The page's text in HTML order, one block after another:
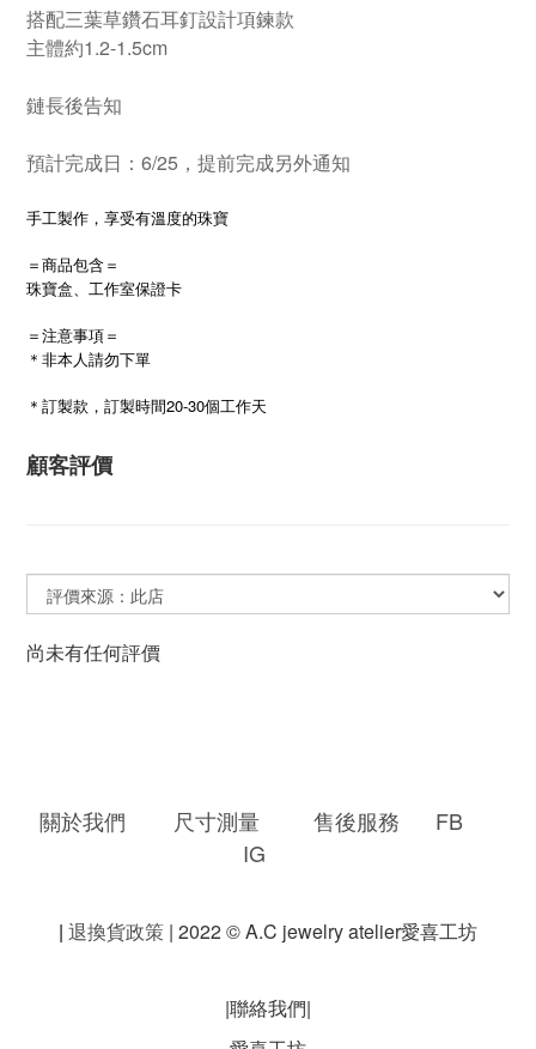
搭配三葉草鑽石耳釘設計項鍊款
主體約1.2-1.5cm
鏈長後告知
預計完成日：6/25，提前完成另外通知
手工製作，享受有溫度的珠寶
＝商品包含＝
珠寶盒、工作室保證卡
＝注意事項＝
＊非本人請勿下單
＊訂製款，訂製時間20-30個工作天
顧客評價
尚未有任何評價
關於我們 尺寸測量 售後服務
FB
IG
| 退換貨政策 | 2022 © A.C jewelry atelier愛喜工坊
|聯絡我們|